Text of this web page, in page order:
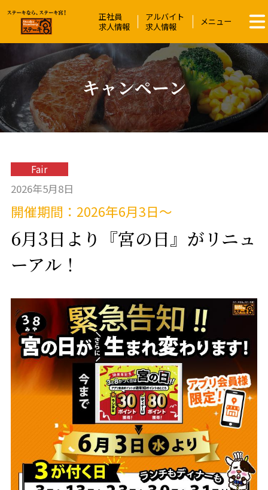
ステーキ宮 | ステーキ＆ハンバーグレス
正社員
求人情報
アルバイト
求人情報
メニュー
キャンペーン
Fair
2026年5月8日
開催期間：2026年6月3日～
6月3日より『宮の日』がリニュ
ーアル！